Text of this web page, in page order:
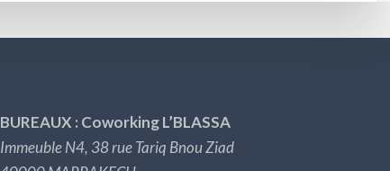
BUREAUX : Coworking L’BLASSA
Immeuble N4, 38 rue Tariq Bnou Ziad